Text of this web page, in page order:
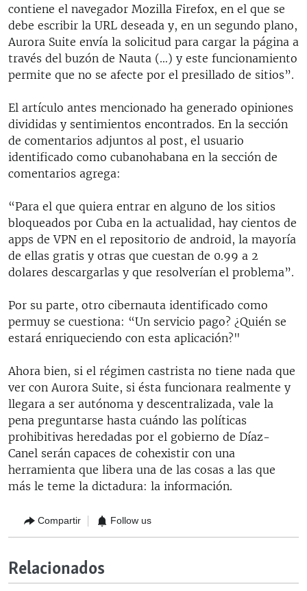
contiene el navegador Mozilla Firefox, en el que se
debe escribir la URL deseada y, en un segundo plano,
Aurora Suite envía la solicitud para cargar la página a
través del buzón de Nauta (…) y este funcionamiento
permite que no se afecte por el presillado de sitios”.
El artículo antes mencionado ha generado opiniones
divididas y sentimientos encontrados. En la sección
de comentarios adjuntos al post, el usuario
identificado como cubanohabana en la sección de
comentarios agrega:
“Para el que quiera entrar en alguno de los sitios
bloqueados por Cuba en la actualidad, hay cientos de
apps de VPN en el repositorio de android, la mayoría
de ellas gratis y otras que cuestan de 0.99 a 2
dolares descargarlas y que resolverían el problema”.
Por su parte, otro cibernauta identificado como
permuy se cuestiona: “Un servicio pago? ¿Quién se
estará enriqueciendo con esta aplicación?"
Ahora bien, si el régimen castrista no tiene nada que
ver con Aurora Suite, si ésta funcionara realmente y
llegara a ser autónoma y descentralizada, vale la
pena preguntarse hasta cuándo las políticas
prohibitivas heredadas por el gobierno de Díaz-
Canel serán capaces de cohexistir con una
herramienta que libera una de las cosas a las que
más le teme la dictadura: la información.
Compartir Follow us
Relacionados